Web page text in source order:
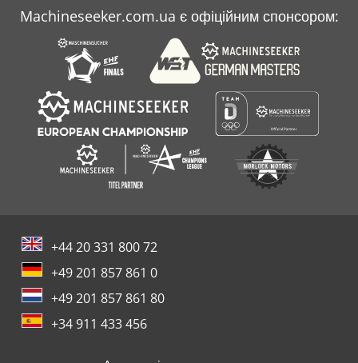
Machineseeker.com.ua є офіційним спонсором:
+44 20 331 800 72
+49 201 857 861 0
+49 201 857 861 80
+34 911 433 456